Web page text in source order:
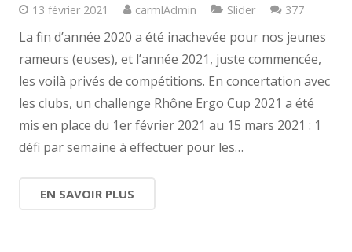
13 février 2021 carmlAdmin Slider 377
La fin d’année 2020 a été inachevée pour nos jeunes
rameurs (euses), et l’année 2021, juste commencée,
les voilà privés de compétitions. En concertation avec
les clubs, un challenge Rhône Ergo Cup 2021 a été
mis en place du 1er février 2021 au 15 mars 2021 : 1
défi par semaine à effectuer pour les…
EN SAVOIR PLUS